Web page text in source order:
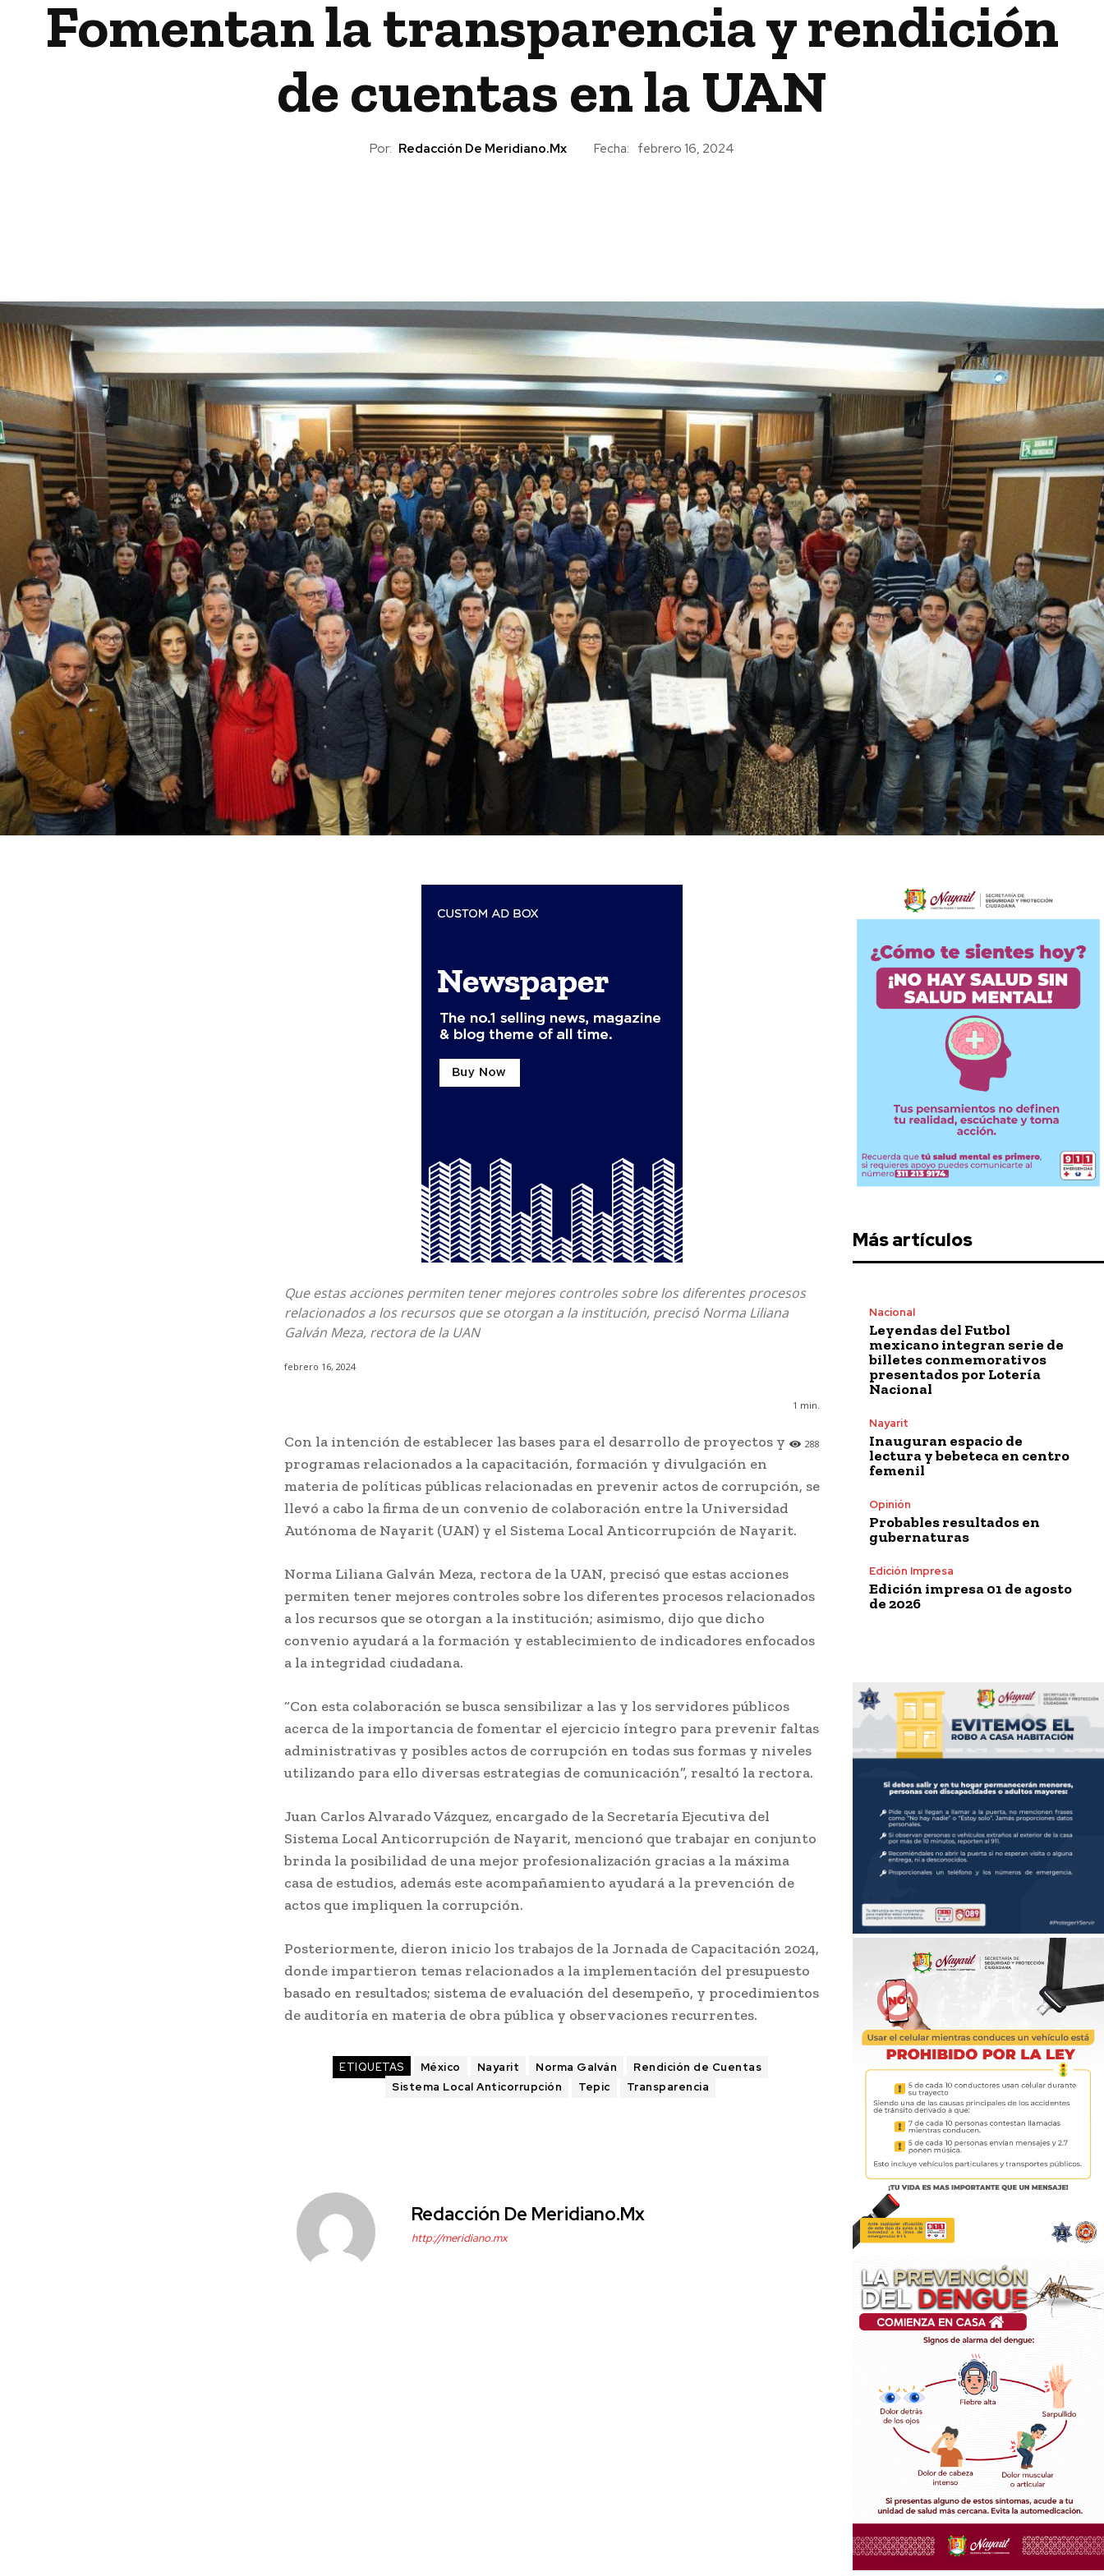
Fomentan la transparencia y rendición
de cuentas en la UAN
Por: Redacción De Meridiano.mx Fecha: febrero 16, 2024
Que estas acciones permiten tener mejores controles sobre los diferentes procesos
relacionados a los recursos que se otorgan a la institución, precisó Norma Liliana
Galván Meza, rectora de la UAN
febrero 16, 2024
1 min.
288
Con la intención de establecer las bases para el desarrollo de proyectos y
programas relacionados a la capacitación, formación y divulgación en
materia de políticas públicas relacionadas en prevenir actos de corrupción, se
llevó a cabo la firma de un convenio de colaboración entre la Universidad
Autónoma de Nayarit (UAN) y el Sistema Local Anticorrupción de Nayarit.
Norma Liliana Galván Meza, rectora de la UAN, precisó que estas acciones
permiten tener mejores controles sobre los diferentes procesos relacionados
a los recursos que se otorgan a la institución; asimismo, dijo que dicho
convenio ayudará a la formación y establecimiento de indicadores enfocados
a la integridad ciudadana.
“Con esta colaboración se busca sensibilizar a las y los servidores públicos
acerca de la importancia de fomentar el ejercicio íntegro para prevenir faltas
administrativas y posibles actos de corrupción en todas sus formas y niveles
utilizando para ello diversas estrategias de comunicación”, resaltó la rectora.
Juan Carlos Alvarado Vázquez, encargado de la Secretaría Ejecutiva del
Sistema Local Anticorrupción de Nayarit, mencionó que trabajar en conjunto
brinda la posibilidad de una mejor profesionalización gracias a la máxima
casa de estudios, además este acompañamiento ayudará a la prevención de
actos que impliquen la corrupción.
Posteriormente, dieron inicio los trabajos de la Jornada de Capacitación 2024,
donde impartieron temas relacionados a la implementación del presupuesto
basado en resultados; sistema de evaluación del desempeño, y procedimientos
de auditoría en materia de obra pública y observaciones recurrentes.
ETIQUETAS México Nayarit Norma Galván
Rendición de Cuentas
Sistema Local Anticorrupción
Tepic Transparencia
Redacción De Meridiano.mx
http://meridiano.mx
Más artículos
Nacional
Leyendas del Futbol
mexicano integran serie de
billetes conmemorativos
presentados por Lotería
Nacional
Nayarit
Inauguran espacio de
lectura y bebeteca en centro
femenil
Opinión
Probables resultados en
gubernaturas
Edición Impresa
Edición impresa 01 de agosto
de 2026